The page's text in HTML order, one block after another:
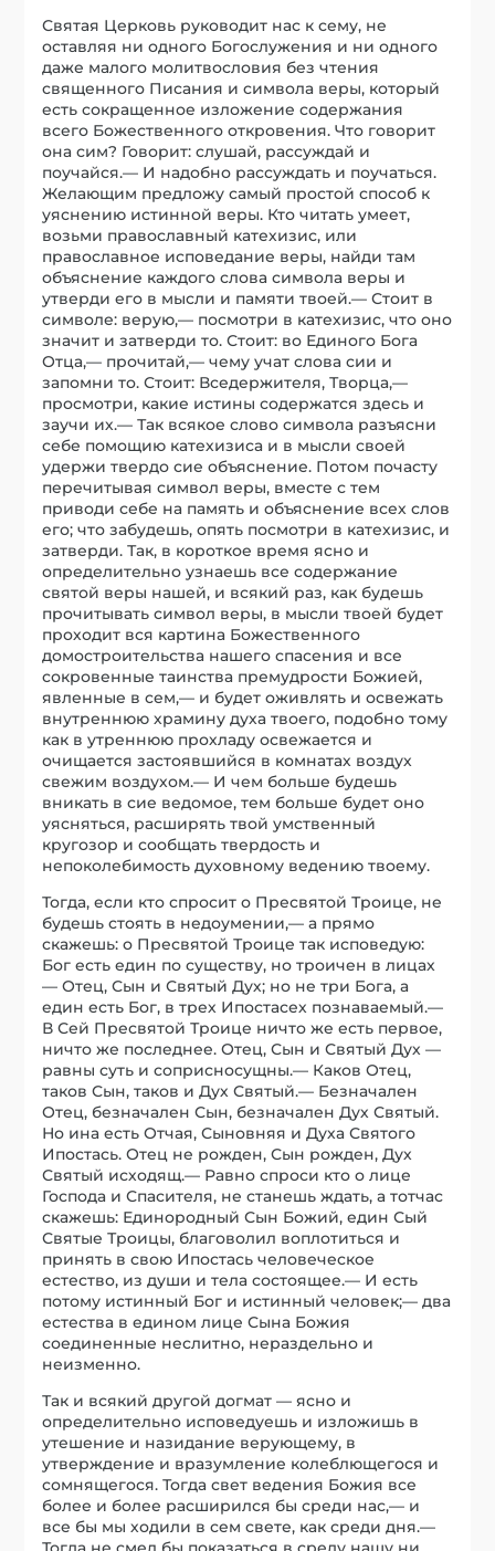
Святая Церковь руководит нас к сему, не
оставляя ни одного Богослужения и ни одного
даже малого молитвословия без чтения
священного Писания и символа веры, который
есть сокращенное изложение содержания
всего Божественного откровения. Что говорит
она сим? Говорит: слушай, рассуждай и
поучайся.— И надобно рассуждать и поучаться.
Желающим предложу самый простой способ к
уяснению истинной веры. Кто читать умеет,
возьми православный катехизис, или
православное исповедание веры, найди там
объяснение каждого слова символа веры и
утверди его в мысли и памяти твоей.— Стоит в
символе: верую,— посмотри в катехизис, что оно
значит и затверди то. Стоит: во Единого Бога
Отца,— прочитай,— чему учат слова сии и
запомни то. Стоит: Вседержителя, Творца,—
просмотри, какие истины содержатся здесь и
заучи их.— Так всякое слово символа разъясни
себе помощию катехизиса и в мысли своей
удержи твердо сие объяснение. Потом почасту
перечитывая символ веры, вместе с тем
приводи себе на память и объяснение всех слов
его; что забудешь, опять посмотри в катехизис, и
затверди. Так, в короткое время ясно и
определительно узнаешь все содержание
святой веры нашей, и всякий раз, как будешь
прочитывать символ веры, в мысли твоей будет
проходит вся картина Божественного
домостроительства нашего спасения и все
сокровенные таинства премудрости Божией,
явленные в сем,— и будет оживлять и освежать
внутреннюю храмину духа твоего, подобно тому
как в утреннюю прохладу освежается и
очищается застоявшийся в комнатах воздух
свежим воздухом.— И чем больше будешь
вникать в сие ведомое, тем больше будет оно
уясняться, расширять твой умственный
кругозор и сообщать твердость и
непоколебимость духовному ведению твоему.
Тогда, если кто спросит о Пресвятой Троице, не
будешь стоять в недоумении,— а прямо
скажешь: о Пресвятой Троице так исповедую:
Бог есть един по существу, но троичен в лицах
— Отец, Сын и Святый Дух; но не три Бога, а
един есть Бог, в трех Ипостасех познаваемый.—
В Сей Пресвятой Троице ничто же есть первое,
ничто же последнее. Отец, Сын и Святый Дух —
равны суть и соприсносущны.— Каков Отец,
таков Сын, таков и Дух Святый.— Безначален
Отец, безначален Сын, безначален Дух Святый.
Но ина есть Отчая, Сыновняя и Духа Святого
Ипостась. Отец не рожден, Сын рожден, Дух
Святый исходящ.— Равно спроси кто о лице
Господа и Спасителя, не станешь ждать, а тотчас
скажешь: Единородный Сын Божий, един Сый
Святые Троицы, благоволил воплотиться и
принять в свою Ипостась человеческое
естество, из души и тела состоящее.— И есть
потому истинный Бог и истинный человек;— два
естества в едином лице Сына Божия
соединенные неслитно, нераздельно и
неизменно.
Так и всякий другой догмат — ясно и
определительно исповедуешь и изложишь в
утешение и назидание верующему, в
утверждение и вразумление колеблющегося и
сомнящегося. Тогда свет ведения Божия все
более и более расширился бы среди нас,— и
все бы мы ходили в сем свете, как среди дня.—